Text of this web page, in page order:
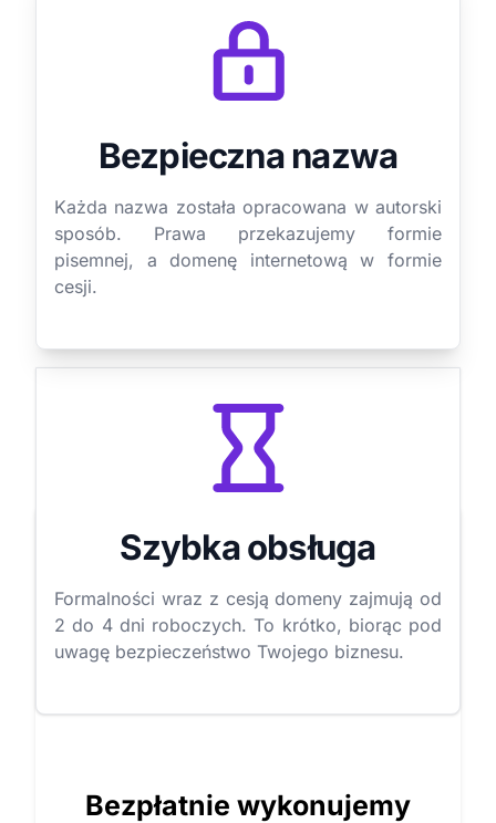
Bezpieczna nazwa
Każda nazwa została opracowana w autorski
sposób. Prawa przekazujemy formie
pisemnej, a domenę internetową w formie
cesji.
Szybka obsługa
Formalności wraz z cesją domeny zajmują od
2 do 4 dni roboczych. To krótko, biorąc pod
uwagę bezpieczeństwo Twojego biznesu.
Bezpłatnie wykonujemy